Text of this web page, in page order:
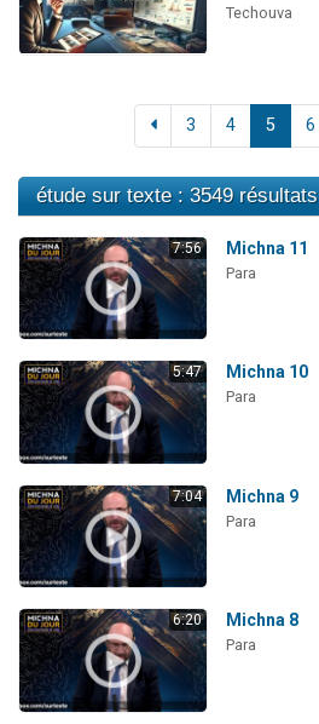
Techouva
3 4 5 6
étude sur texte : 3549 résultats
7:56 Michna 11
Para
5:47 Michna 10
Para
7:04 Michna 9
Para
6:20 Michna 8
Para